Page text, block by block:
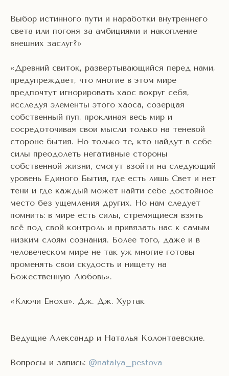
Выбор истинного пути и наработки внутреннего
света или погоня за амбициями и накопление
внешних заслуг?»
«Древний свиток, развертывающийся перед нами,
предупреждает, что многие в этом мире
предпочтут игнорировать хаос вокруг себя,
исследуя элементы этого хаоса, созерцая
собственный пуп, проклиная весь мир и
сосредоточивая свои мысли только на теневой
стороне бытия. Но только те, кто найдут в себе
силы преодолеть негативные стороны
собственной жизни, смогут взойти на следующий
уровень Единого Бытия, где есть лишь Свет и нет
тени и где каждый может найти себе достойное
место без ущемления других. Но нам следует
помнить: в мире есть силы, стремящиеся взять
всё под свой контроль и привязать нас к самым
низким слоям сознания. Более того, даже и в
человеческом мире не так уж многие готовы
променять свои скудость и нищету на
Божественную Любовь».
«Ключи Еноха». Дж. Дж. Хуртак
Ведущие Александр и Наталья Колонтаевские.
Вопросы и запись: @natalya_pestova